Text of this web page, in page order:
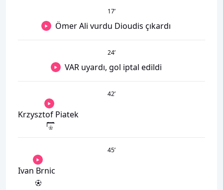
17’
Ömer Ali vurdu Dioudis çıkardı
24’
VAR uyardı, gol iptal edildi
42’
Krzysztof Piatek
45’
Ivan Brnic